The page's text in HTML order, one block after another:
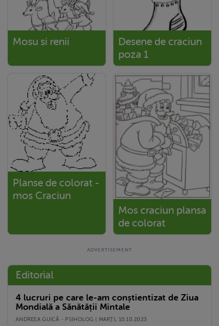
Mosu si renii
Desene de craciun
poza 1
Planse de colorat -
mos Craciun
Mos craciun plansa
de colorat
Editorial
4 lucruri pe care le-am conștientizat de Ziua
Mondială a Sănătății Mintale
ANDREEA GUICĂ - PSIHOLOG | MARŢI, 10.10.2023